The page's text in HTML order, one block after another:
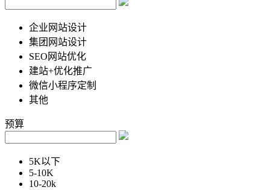
企业网站设计
集团网站设计
SEO网站优化
建站+优化推广
微信小程序定制
其他
预算
5K以下
5-10K
10-20k